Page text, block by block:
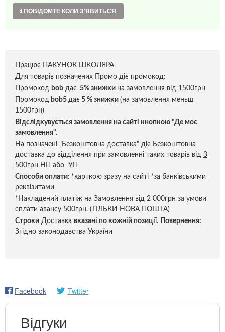
ПОВІДОМТЕ КОЛИ З'ЯВИТЬСЯ
Працює ПАКУНОК ШКОЛЯРА
Для товарів позначених Промо діє промокод:
Промокод bob дає 5% знижки на замовлення від 1500грн
Промокод bob5 дає 5 % знижки (на замовлення меньш
1500грн)
Відслідкувується замовлення на сайті кнопкою "Де моє
замовлення".
На позначені "Безкоштовна доставка" діє Безкоштовна
доставка до відділення при замовленні таких товарів від 3
500грн НП або УП
Способи оплати: *карткою зразу на сайті *за банківськими
реквізитами
*Накладений платіж на Замовлення від 2 000грн за умови
сплати авансу 500грн. (ТІЛЬКИ НОВА ПОШТА)
Строки Доставка вказані по кожній позиції.
Повернення:
Згідно законодавства України
Facebook Twitter
Відгуки